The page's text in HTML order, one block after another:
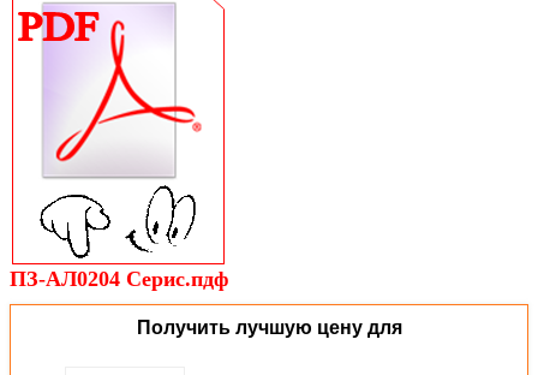
ПЗ-АЛ0204 Серис.пдф
Получить лучшую цену для